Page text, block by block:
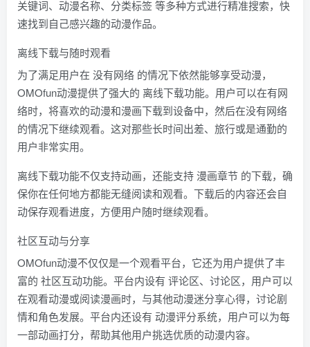
关键词、动漫名称、分类标签 等多种方式进行精准搜索，快
速找到自己感兴趣的动漫作品。
离线下载与随时观看
为了满足用户在 没有网络 的情况下依然能够享受动漫，
OMOfun动漫提供了强大的 离线下载功能。用户可以在有网
络时，将喜欢的动漫和漫画下载到设备中，然后在没有网络
的情况下继续观看。这对那些长时间出差、旅行或是通勤的
用户非常实用。
离线下载功能不仅支持动画，还能支持 漫画章节 的下载，确
保你在任何地方都能无缝阅读和观看。下载后的内容还会自
动保存观看进度，方便用户随时继续观看。
社区互动与分享
OMOfun动漫不仅仅是一个观看平台，它还为用户提供了丰
富的 社区互动功能。平台内设有 评论区、讨论区，用户可以
在观看动漫或阅读漫画时，与其他动漫迷分享心得，讨论剧
情和角色发展。平台内还设有 动漫评分系统，用户可以为每
一部动画打分，帮助其他用户挑选优质的动漫内容。